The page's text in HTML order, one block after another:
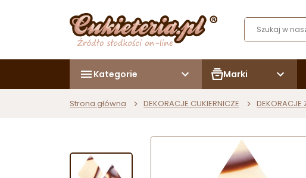
Kategorie Marki
Strona główna DEKORACJE CUKIERNICZE DEKORACJE